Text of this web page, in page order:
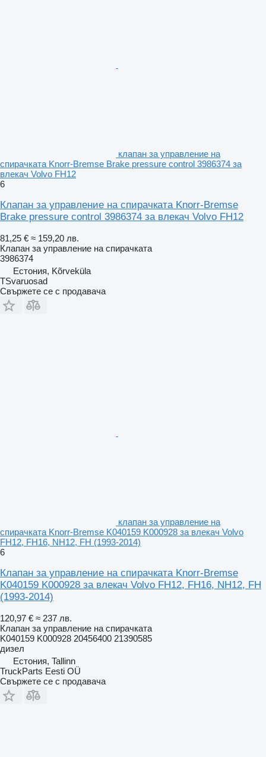
клапан за управление на
спирачката Knorr-Bremse Brake pressure control 3986374 за
влекач Volvo FH12
6
Клапан за управление на спирачката Knorr-Bremse
Brake pressure control 3986374 за влекач Volvo FH12
81,25 € ≈ 159,20 лв.
Клапан за управление на спирачката
3986374
Естония, Kõrveküla
TSvaruosad
Свържете се с продавача
клапан за управление на
спирачката Knorr-Bremse K040159 K000928 за влекач Volvo
FH12, FH16, NH12, FH (1993-2014)
6
Клапан за управление на спирачката Knorr-Bremse
K040159 K000928 за влекач Volvo FH12, FH16, NH12, FH
(1993-2014)
120,97 € ≈ 237 лв.
Клапан за управление на спирачката
K040159 K000928 20456400 21390585
дизел
Естония, Tallinn
TruckParts Eesti OÜ
Свържете се с продавача